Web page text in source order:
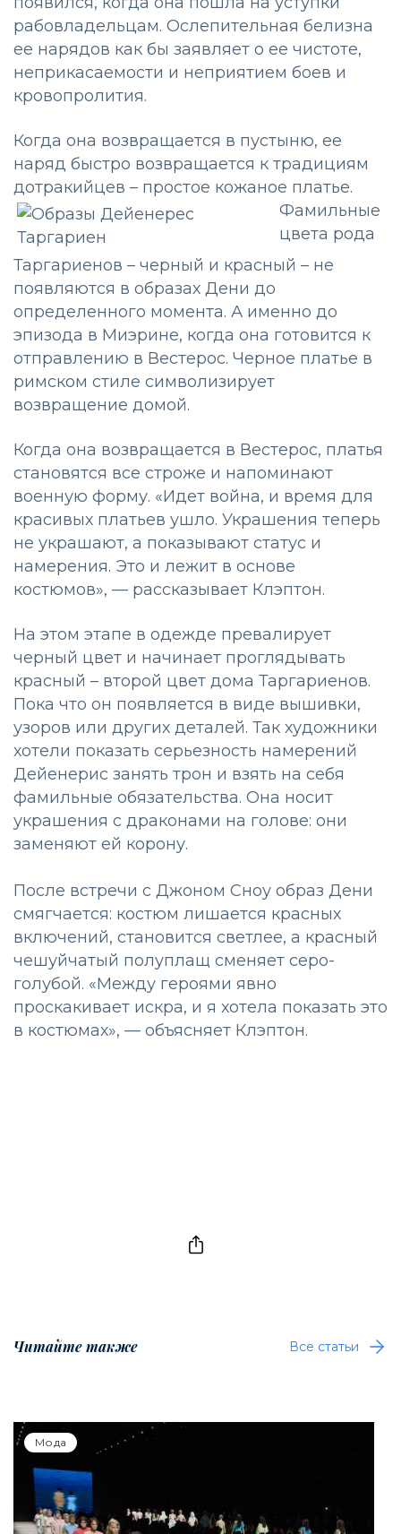
рабовладельцам. Ослепительная белизна
ее нарядов как бы заявляет о ее чистоте,
неприкасаемости и неприятием боев и
кровопролития.
Когда она возвращается в пустыню, ее
наряд быстро возвращается к традициям
дотракийцев – простое кожаное платье.
Фамильные
цвета рода
Таргариенов – черный и красный – не
появляются в образах Дени до
определенного момента. А именно до
эпизода в Миэрине, когда она готовится к
отправлению в Вестерос. Черное платье в
римском стиле символизирует
возвращение домой.
Когда она возвращается в Вестерос, платья
становятся все строже и напоминают
военную форму. «Идет война, и время для
красивых платьев ушло. Украшения теперь
не украшают, а показывают статус и
намерения. Это и лежит в основе
костюмов», — рассказывает Клэптон.
На этом этапе в одежде превалирует
черный цвет и начинает проглядывать
красный – второй цвет дома Таргариенов.
Пока что он появляется в виде вышивки,
узоров или других деталей. Так художники
хотели показать серьезность намерений
Дейенерис занять трон и взять на себя
фамильные обязательства. Она носит
украшения с драконами на голове: они
заменяют ей корону.
После встречи с Джоном Сноу образ Дени
смягчается: костюм лишается красных
включений, становится светлее, а красный
чешуйчатый полуплащ сменяет серо-
голубой. «Между героями явно
проскакивает искра, и я хотела показать это
в костюмах», — объясняет Клэптон.
Читайте также Все статьи